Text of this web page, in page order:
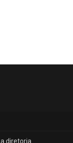
diretoria